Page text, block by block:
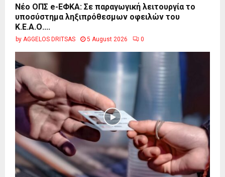
Νέο ΟΠΣ e-ΕΦΚΑ: Σε παραγωγική λειτουργία το
υποσύστημα ληξιπρόθεσμων οφειλών του
Κ.Ε.Α.Ο....
by AGGELOS DRITSAS 5 August 2026 0